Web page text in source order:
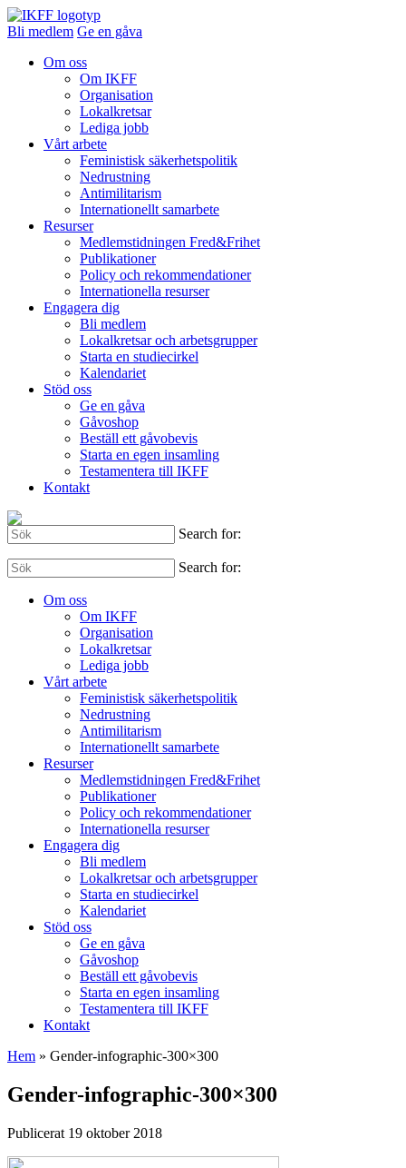
Bli medlem Ge en gåva
Om oss
Om IKFF
Organisation
Lokalkretsar
Lediga jobb
Vårt arbete
Feministisk säkerhetspolitik
Nedrustning
Antimilitarism
Internationellt samarbete
Resurser
Medlemstidningen Fred&Frihet
Publikationer
Policy och rekommendationer
Internationella resurser
Engagera dig
Bli medlem
Lokalkretsar och arbetsgrupper
Starta en studiecirkel
Kalendariet
Stöd oss
Ge en gåva
Gåvoshop
Beställ ett gåvobevis
Starta en egen insamling
Testamentera till IKFF
Kontakt
Search for:
Search for:
Om oss
Om IKFF
Organisation
Lokalkretsar
Lediga jobb
Vårt arbete
Feministisk säkerhetspolitik
Nedrustning
Antimilitarism
Internationellt samarbete
Resurser
Medlemstidningen Fred&Frihet
Publikationer
Policy och rekommendationer
Internationella resurser
Engagera dig
Bli medlem
Lokalkretsar och arbetsgrupper
Starta en studiecirkel
Kalendariet
Stöd oss
Ge en gåva
Gåvoshop
Beställ ett gåvobevis
Starta en egen insamling
Testamentera till IKFF
Kontakt
Hem » Gender-infographic-300×300
Gender-infographic-300×300
Publicerat 19 oktober 2018